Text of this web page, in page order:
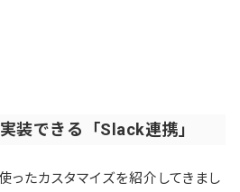
装できる「Slack連携」
ったカスタマイズを紹介してきまし